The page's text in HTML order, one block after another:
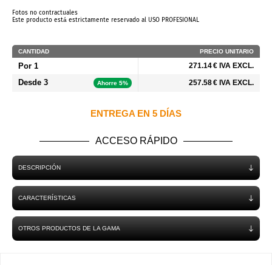
Fotos no contractuales
Este producto está estrictamente reservado al USO PROFESIONAL
CANTIDAD PRECIO UNITARIO
Por 1 271.14 € IVA EXCL.
Desde 3 Ahorre 5% 257.58 € IVA EXCL.
ENTREGA EN 5 DÍAS
ACCESO RÁPIDO
DESCRIPCIÓN
CARACTERÍSTICAS
OTROS PRODUCTOS DE LA GAMA